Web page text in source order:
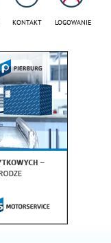
KONTAKT LOGOWANIE